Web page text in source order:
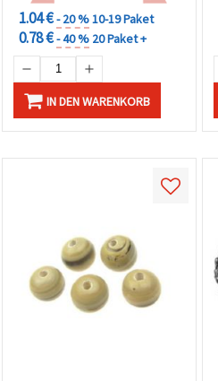
1.04 €- 20 %10-19 Paket
0.78 €- 40 % 20 Paket +
IN DEN WARENKORB